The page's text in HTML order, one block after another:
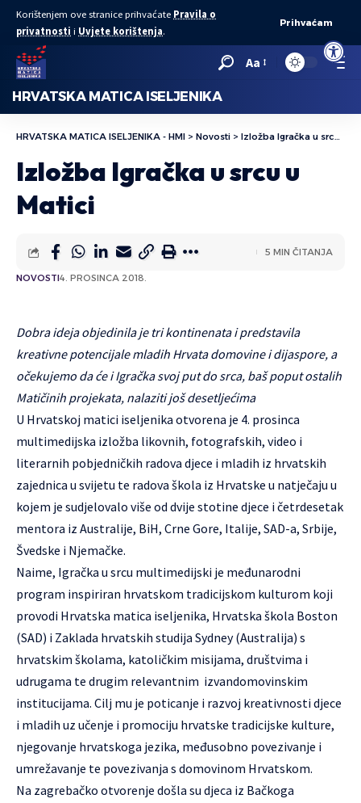
Korištenjem ove stranice prihvaćate Pravila o
privatnosti i Uvjete korištenja.
Prihvaćam
Aa
HRVATSKA MATICA ISELJENIKA
HRVATSKA MATICA ISELJENIKA - HMI > Novosti > Izložba Igračka u srcu u Matici
Izložba Igračka u srcu u
Matici
NOVOSTI4. PROSINCA 2018.
5 MIN ČITANJA
Dobra ideja objedinila je tri kontinenata i predstavila
kreativne potencijale mladih Hrvata domovine i dijaspore, a
očekujemo da će i Igračka svoj put do srca, baš poput ostalih
Matičinih projekata, nalaziti još desetljećima
U Hrvatskoj matici iseljenika otvorena je 4. prosinca
multimedijska izložba likovnih, fotografskih, video i
literarnih pobjedničkih radova djece i mladih iz hrvatskih
zajednica u svijetu te radova škola iz Hrvatske u natječaju u
kojem je sudjelovalo više od dvije stotine djece i četrdesetak
mentora iz Australije, BiH, Crne Gore, Italije, SAD-a, Srbije,
Švedske i Njemačke.
Naime, Igračka u srcu multimedijski je međunarodni
program inspiriran hrvatskom tradicijskom kulturom koji
provodi Hrvatska matica iseljenika, Hrvatska škola Boston
(SAD) i Zaklada hrvatskih studija Sydney (Australija) s
hrvatskim školama, katoličkim misijama, društvima i
udrugama te drugim relevantnim izvandomovinskim
institucijama. Cilj mu je poticanje i razvoj kreativnosti djece
i mladih uz učenje i promociju hrvatske tradicijske kulture,
njegovanje hrvatskoga jezika, međusobno povezivanje i
umrežavanje te povezivanja s domovinom Hrvatskom.
Na zagrebačko otvorenje došla su djeca iz Bačkoga
Open